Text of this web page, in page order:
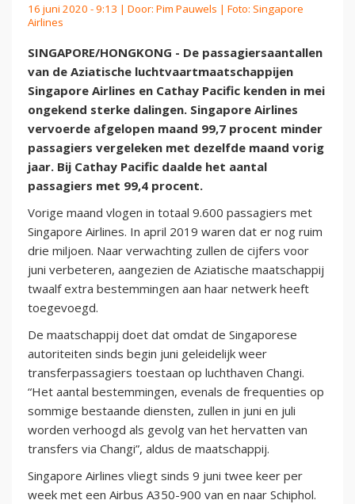
16 juni 2020 - 9:13 | Door: Pim Pauwels | Foto: Singapore
Airlines
SINGAPORE/HONGKONG - De passagiersaantallen
van de Aziatische luchtvaartmaatschappijen
Singapore Airlines en Cathay Pacific kenden in mei
ongekend sterke dalingen. Singapore Airlines
vervoerde afgelopen maand 99,7 procent minder
passagiers vergeleken met dezelfde maand vorig
jaar. Bij Cathay Pacific daalde het aantal
passagiers met 99,4 procent.
Vorige maand vlogen in totaal 9.600 passagiers met
Singapore Airlines. In april 2019 waren dat er nog ruim
drie miljoen. Naar verwachting zullen de cijfers voor
juni verbeteren, aangezien de Aziatische maatschappij
twaalf extra bestemmingen aan haar netwerk heeft
toegevoegd.
De maatschappij doet dat omdat de Singaporese
autoriteiten sinds begin juni geleidelijk weer
transferpassagiers toestaan op luchthaven Changi.
“Het aantal bestemmingen, evenals de frequenties op
sommige bestaande diensten, zullen in juni en juli
worden verhoogd als gevolg van het hervatten van
transfers via Changi”, aldus de maatschappij.
Singapore Airlines vliegt sinds 9 juni twee keer per
week met een Airbus A350-900 van en naar Schiphol.